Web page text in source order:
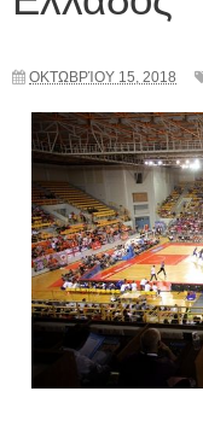
ΟΚΤΩΒΡΊΟΥ 15, 2018